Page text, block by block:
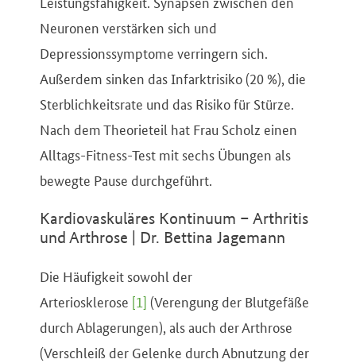
Neuronen verstärken sich und
Depressionssymptome verringern sich.
Außerdem sinken das Infarktrisiko (20 %), die
Sterblichkeitsrate und das Risiko für Stürze.
Nach dem Theorieteil hat Frau Scholz einen
Alltags-Fitness-Test mit sechs Übungen als
bewegte Pause durchgeführt.
Kardiovaskuläres Kontinuum – Arthritis
und Arthrose | Dr. Bettina Jagemann
Die Häufigkeit sowohl der
Arteriosklerose [1] (Verengung der Blutgefäße
durch Ablagerungen), als auch der Arthrose
(Verschleiß der Gelenke durch Abnutzung der